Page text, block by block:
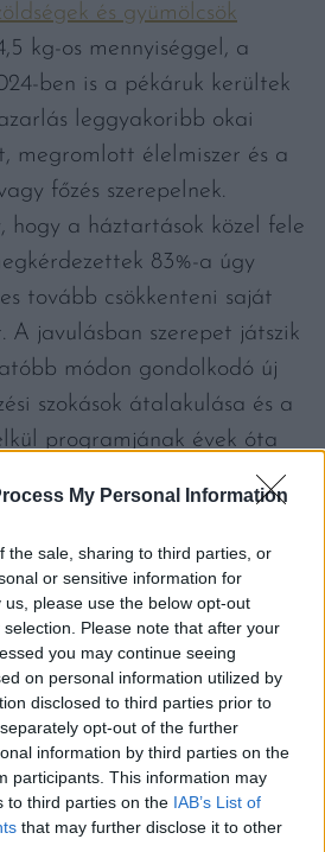
My Personal Information
the sale, sharing to third parties, or
or sensitive information for
please use the below opt-out
Please note that after your
you may continue seeing
on personal information utilized by
disclosed to third parties prior to
opt-out of the further
information by third parties on the
participants. This information may
to third parties on the IAB’s List of
that may further disclose it to other
és gyümölcsök
kg-os mennyiséggel, a
ben is a pékáruk kerültek
leggyakoribb okai
megromlott élelmiszer és a
főzés szerepelnek.
hogy a háztartások közel fele
83%-a úgy
tovább csökkenteni saját
A javulásban szerepet játszik
módon gondolkodó új
szokások átalakulása és a
programjának évek óta
jó alkalom arra, hogy
élelmiszerpazarlással
és felmérje, hol tudna még
eléréséhez a mostani
lépést jelentenek, de további
Ehhez a Nébih
nélkül gyakorlatias
szó menütervezésről, a